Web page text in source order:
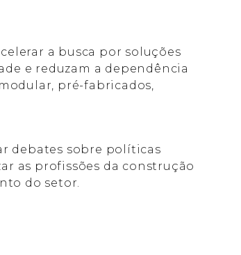
a busca por soluções
e reduzam a dependência
pré-fabricados,
debates sobre políticas
as profissões da construção
do setor.